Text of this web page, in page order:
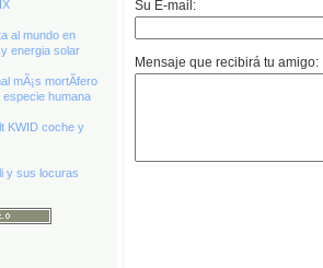
al mundo en
y energia solar
mÃ¡s mortÃ­fero
especie humana
KWID coche y
y sus locuras
Su E-mail:
Mensaje que recibirá tu amigo: